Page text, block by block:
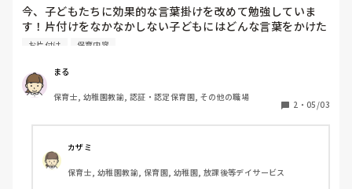
の子どもたちの姿からヒントをもらいながら色んな声掛けをし
てみたり試行錯誤していました☺️💪
お友達が誘ってくれるとすんなり気持ちが切り替わっているこ
ともありました笑😆
メリハリのある活動をする為にも、子どもたちが楽しいことが
ある！と感じながら1日を過ごしていけると良いですね🌷
とはいえ、いつも十分に寄り添えるわけではないのはよく分か
ります…笑。
通りにはいかないということも学びながら、一緒に成長してい
けたら良いなと思っています😌
今、子どもたちに効果的な言葉掛けを改めて勉強していま
す！片付けをなかなかしない子どもにはどんな言葉をかけた
らいいか、友だちや周りの人を思いやれる優しい心を育てる
場面の時はこんな言葉掛けをしています！こんな言葉掛けを
したら効果がありました！というみなさんの意見を知りたい
です！
お片付け 保育内容
まる
保育士, 幼稚園教諭, 認証・認定保育園, その他の職場
2 ・ 05/03
カザミ
保育士, 幼稚園教諭, 保育園, 幼稚園, 放課後等デイサービス